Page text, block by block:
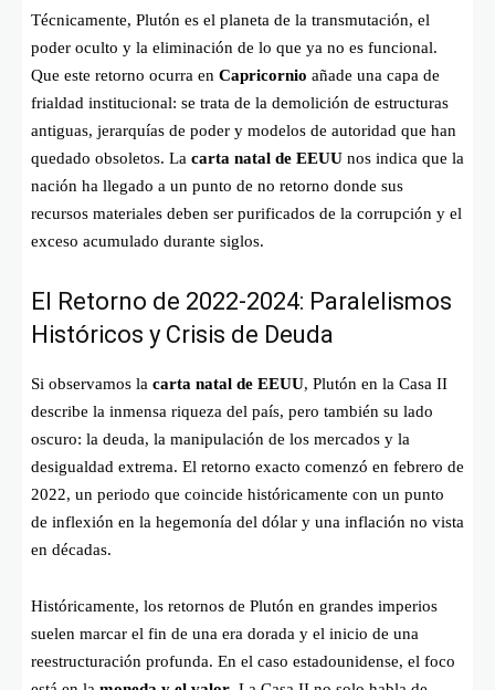
Técnicamente, Plutón es el planeta de la transmutación, el
poder oculto y la eliminación de lo que ya no es funcional.
Que este retorno ocurra en Capricornio añade una capa de
frialdad institucional: se trata de la demolición de estructuras
antiguas, jerarquías de poder y modelos de autoridad que han
quedado obsoletos. La carta natal de EEUU nos indica que la
nación ha llegado a un punto de no retorno donde sus
recursos materiales deben ser purificados de la corrupción y el
exceso acumulado durante siglos.
El Retorno de 2022-2024: Paralelismos
Históricos y Crisis de Deuda
Si observamos la carta natal de EEUU, Plutón en la Casa II
describe la inmensa riqueza del país, pero también su lado
oscuro: la deuda, la manipulación de los mercados y la
desigualdad extrema. El retorno exacto comenzó en febrero de
2022, un periodo que coincide históricamente con un punto
de inflexión en la hegemonía del dólar y una inflación no vista
en décadas.
Históricamente, los retornos de Plutón en grandes imperios
suelen marcar el fin de una era dorada y el inicio de una
reestructuración profunda. En el caso estadounidense, el foco